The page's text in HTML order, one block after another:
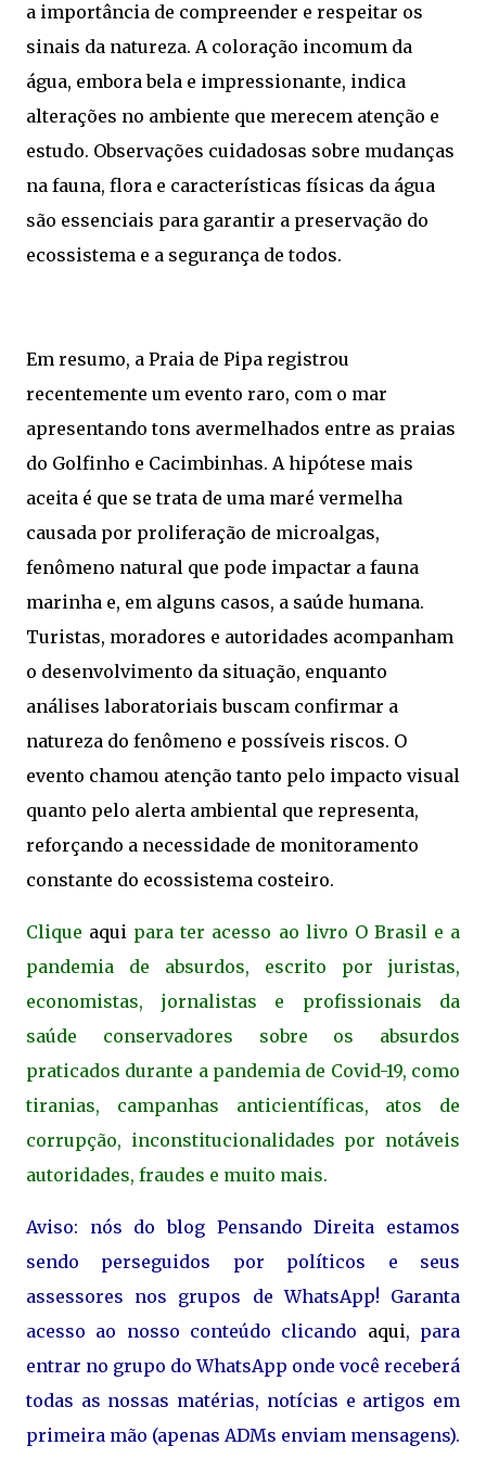
a importância de compreender e respeitar os
sinais da natureza. A coloração incomum da
água, embora bela e impressionante, indica
alterações no ambiente que merecem atenção e
estudo. Observações cuidadosas sobre mudanças
na fauna, flora e características físicas da água
são essenciais para garantir a preservação do
ecossistema e a segurança de todos.
Em resumo, a Praia de Pipa registrou
recentemente um evento raro, com o mar
apresentando tons avermelhados entre as praias
do Golfinho e Cacimbinhas. A hipótese mais
aceita é que se trata de uma maré vermelha
causada por proliferação de microalgas,
fenômeno natural que pode impactar a fauna
marinha e, em alguns casos, a saúde humana.
Turistas, moradores e autoridades acompanham
o desenvolvimento da situação, enquanto
análises laboratoriais buscam confirmar a
natureza do fenômeno e possíveis riscos. O
evento chamou atenção tanto pelo impacto visual
quanto pelo alerta ambiental que representa,
reforçando a necessidade de monitoramento
constante do ecossistema costeiro.
Clique aqui para ter acesso ao livro O Brasil e a
pandemia de absurdos, escrito por juristas,
economistas, jornalistas e profissionais da
saúde conservadores sobre os absurdos
praticados durante a pandemia de Covid-19, como
tiranias, campanhas anticientíficas, atos de
corrupção, inconstitucionalidades por notáveis
autoridades, fraudes e muito mais.
Aviso: nós do blog Pensando Direita estamos
sendo perseguidos por políticos e seus
assessores nos grupos de WhatsApp! Garanta
acesso ao nosso conteúdo clicando aqui, para
entrar no grupo do WhatsApp onde você receberá
todas as nossas matérias, notícias e artigos em
primeira mão (apenas ADMs enviam mensagens).